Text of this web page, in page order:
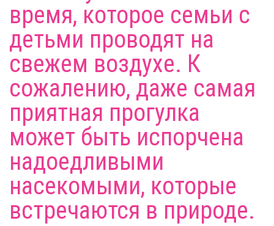
время, которое семьи с
детьми проводят на
свежем воздухе. К
сожалению, даже самая
приятная прогулка
может быть испорчена
надоедливыми
насекомыми, которые
встречаются в природе.